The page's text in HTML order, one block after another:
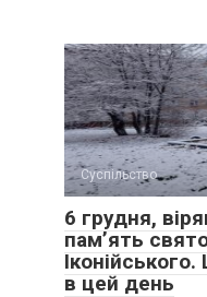
Суспільство
6 грудня,
пам’ять
в цей день